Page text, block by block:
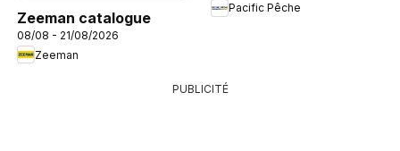
Zeeman catalogue
08/08 - 21/08/2026
Zeeman
Pacific Pêche
PUBLICITÉ